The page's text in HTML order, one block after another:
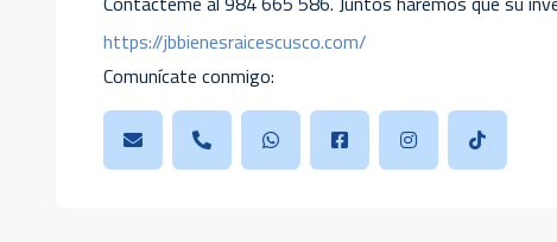
https://jbbienesraicescusco.com/
Comunícate conmigo: